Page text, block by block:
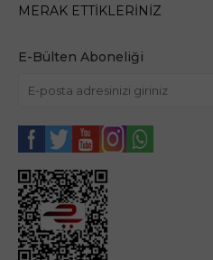
MERAK ETTIKLERINIZ
E-Bülten Aboneliği